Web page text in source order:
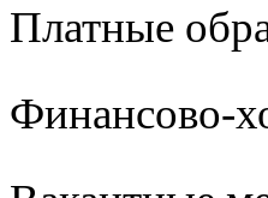
Платные
Финансово-